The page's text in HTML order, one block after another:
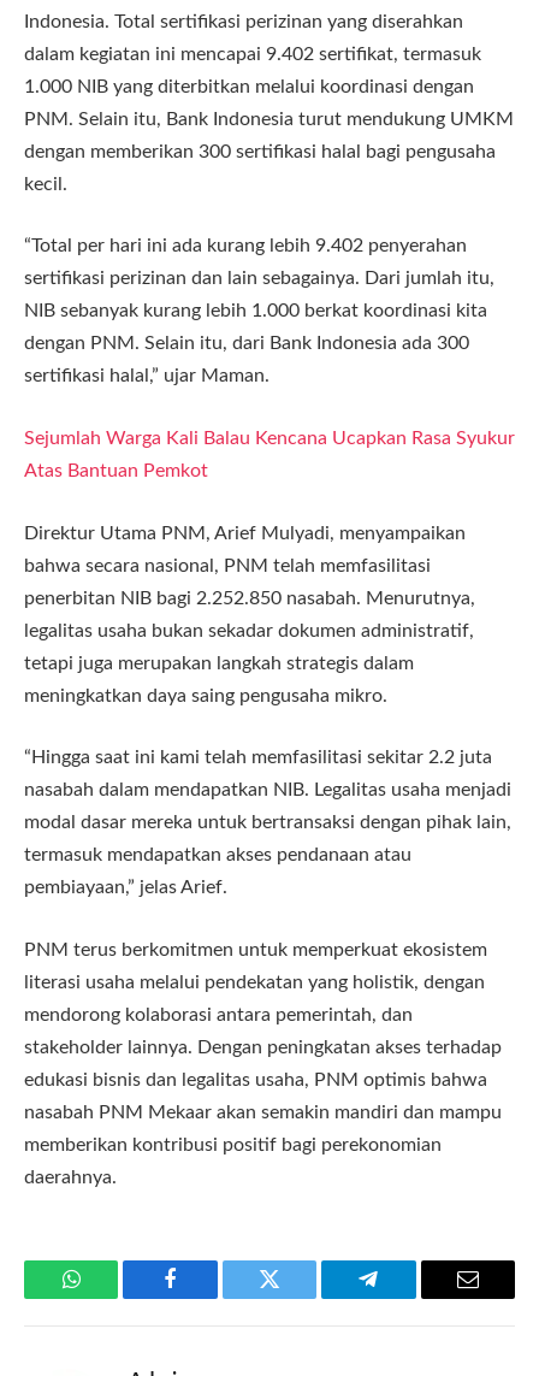
Indonesia. Total sertifikasi perizinan yang diserahkan
dalam kegiatan ini mencapai 9.402 sertifikat, termasuk
1.000 NIB yang diterbitkan melalui koordinasi dengan
PNM. Selain itu, Bank Indonesia turut mendukung UMKM
dengan memberikan 300 sertifikasi halal bagi pengusaha
kecil.
“Total per hari ini ada kurang lebih 9.402 penyerahan
sertifikasi perizinan dan lain sebagainya. Dari jumlah itu,
NIB sebanyak kurang lebih 1.000 berkat koordinasi kita
dengan PNM. Selain itu, dari Bank Indonesia ada 300
sertifikasi halal,” ujar Maman.
Sejumlah Warga Kali Balau Kencana Ucapkan Rasa Syukur
Atas Bantuan Pemkot
Direktur Utama PNM, Arief Mulyadi, menyampaikan
bahwa secara nasional, PNM telah memfasilitasi
penerbitan NIB bagi 2.252.850 nasabah. Menurutnya,
legalitas usaha bukan sekadar dokumen administratif,
tetapi juga merupakan langkah strategis dalam
meningkatkan daya saing pengusaha mikro.
“Hingga saat ini kami telah memfasilitasi sekitar 2.2 juta
nasabah dalam mendapatkan NIB. Legalitas usaha menjadi
modal dasar mereka untuk bertransaksi dengan pihak lain,
termasuk mendapatkan akses pendanaan atau
pembiayaan,” jelas Arief.
PNM terus berkomitmen untuk memperkuat ekosistem
literasi usaha melalui pendekatan yang holistik, dengan
mendorong kolaborasi antara pemerintah, dan
stakeholder lainnya. Dengan peningkatan akses terhadap
edukasi bisnis dan legalitas usaha, PNM optimis bahwa
nasabah PNM Mekaar akan semakin mandiri dan mampu
memberikan kontribusi positif bagi perekonomian
daerahnya.
WhatsApp Facebook Twitter Telegram Email